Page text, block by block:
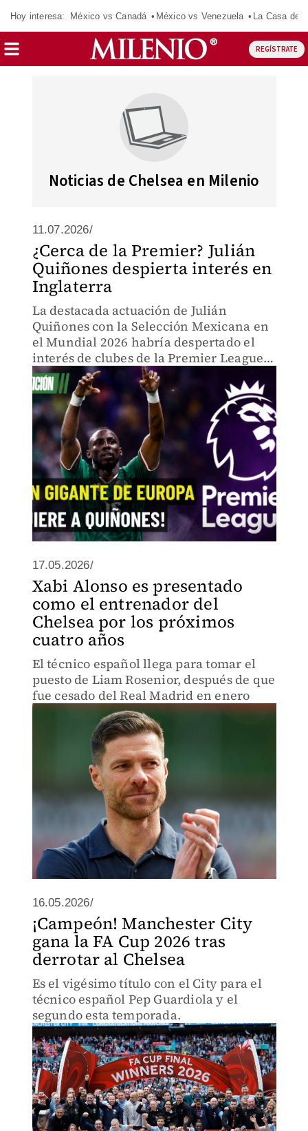
Hoy interesa: México vs Canadá México vs Venezuela La Casa de
REGÍSTRATE
Noticias de Chelsea en Milenio
11.07.2026/
¿Cerca de la Premier? Julián
Quiñones despierta interés en
Inglaterra
La destacada actuación de Julián
Quiñones con la Selección Mexicana en
el Mundial 2026 habría despertado el
interés de clubes de la Premier League.
Chelsea y Aston Villa aparecen entre los
equipos que lo siguen.
17.05.2026/
Xabi Alonso es presentado
como el entrenador del
Chelsea por los próximos
cuatro años
El técnico español llega para tomar el
puesto de Liam Rosenior, después de que
fue cesado del Real Madrid en enero
16.05.2026/
¡Campeón! Manchester City
gana la FA Cup 2026 tras
derrotar al Chelsea
Es el vigésimo título con el City para el
técnico español Pep Guardiola y el
segundo esta temporada.